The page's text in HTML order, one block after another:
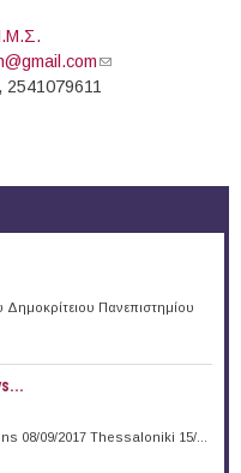
(link sends e-mail)
2541079611
Πανεπιστημίου
08/09/2017 Thessaloniki 15/...